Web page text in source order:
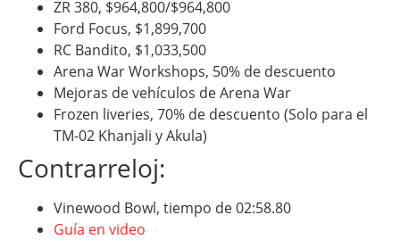
ZR 380, $964,800/$964,800
Ford Focus, $1,899,700
RC Bandito, $1,033,500
Arena War Workshops, 50% de descuento
Mejoras de vehículos de Arena War
Frozen liveries, 70% de descuento (Solo para el
TM-02 Khanjali y Akula)
Contrarreloj:
Vinewood Bowl, tiempo de 02:58.80
Guía en video